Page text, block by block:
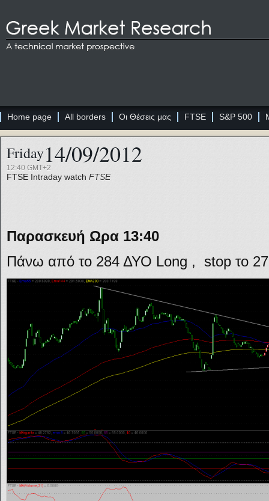
Home page All borders Οι Θέσεις μας FTSE S&P 500
Friday14/09/2012
12:40 GMT+2
FTSE Intraday watch FTSE
Παρασκευή Ωρα 13:40
Πάνω από το 284 ΔΥΟ Long , stop το